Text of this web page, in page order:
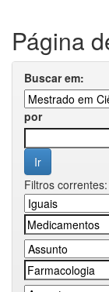
Página
Buscar em:
por
Filtros correntes: